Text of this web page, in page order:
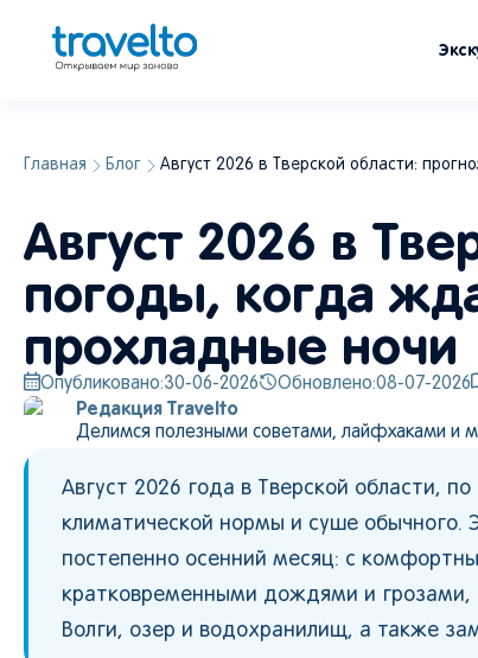
Главная Блог Август 2026 в Тверской области:
Август 2026 в
погоды, когда
прохладные ночи
Опубликовано:30-06-2026 Обновлено:08-07-2026
Редакция Travelto
Делимся полезными советами, лайфхаками и
Август 2026 года в Тверской области,
климатической нормы и суше
постепенно осенний месяц: с
кратковременными дождями и грозами,
Волги, озер и водохранилищ, а также